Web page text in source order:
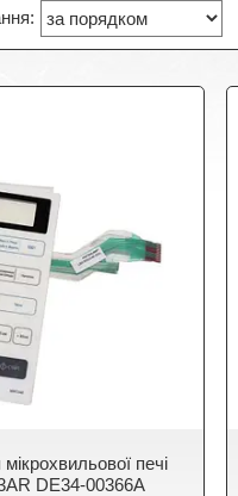
печі
DE34-00366A